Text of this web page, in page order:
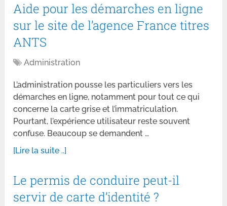
Aide pour les démarches en ligne
sur le site de l’agence France titres
ANTS
Administration
L’administration pousse les particuliers vers les
démarches en ligne, notamment pour tout ce qui
concerne la carte grise et l’immatriculation.
Pourtant, l’expérience utilisateur reste souvent
confuse. Beaucoup se demandent …
[Lire la suite ..]
Le permis de conduire peut-il
servir de carte d’identité ?